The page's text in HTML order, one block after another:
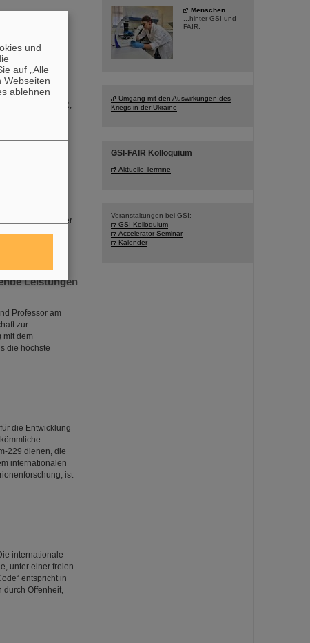
deren
sich über
GSI und FAIR,
bei
in
in fruchtbarer
an FAIR vor.
Leistungen
Professor am
zur
mit dem
die höchste
die Entwicklung
229 dienen, die
internationalen
ist
internationale
unter einer freien
entspricht in
durch Offenheit,
Menschen
...hinter GSI und
FAIR.
Umgang mit den Auswirkungen des
Kriegs in der Ukraine
GSI-FAIR Kolloquium
Aktuelle Termine
Veranstaltungen bei GSI:
GSI-Kolloquium
Accelerator Seminar
Kalender
und
auf „Alle
Webseiten
ablehnen